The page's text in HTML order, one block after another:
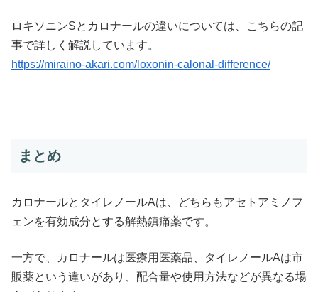
ロキソニンSとカロナールの違いについては、こちらの記
事で詳しく解説しています。
https://miraino-akari.com/loxonin-calonal-difference/
まとめ
カロナールとタイレノールAは、どちらもアセトアミノフ
ェンを有効成分とする解熱鎮痛薬です。
一方で、カロナールは医療用医薬品、タイレノールAは市
販薬という違いがあり、配合量や使用方法などが異なる場